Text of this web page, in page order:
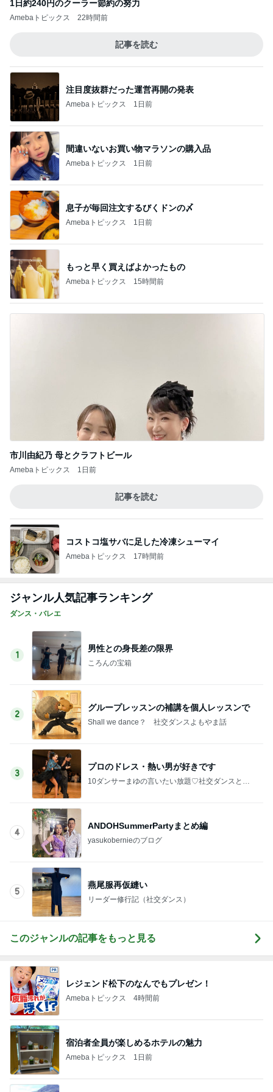
1日約240円のクーラー節約の努力
Amebaトピックス 22時間前
記事を読む
注目度抜群だった運営再開の発表
Amebaトピックス 1日前
間違いないお買い物マラソンの購入品
Amebaトピックス 1日前
息子が毎回注文するびくドンの〆
Amebaトピックス 1日前
もっと早く買えばよかったもの
Amebaトピックス 15時間前
市川由紀乃 母とクラフトビール
Amebaトピックス 1日前
記事を読む
コストコ塩サバに足した冷凍シューマイ
Amebaトピックス 17時間前
ジャンル人気記事ランキング
ダンス・バレエ
1
男性との身長差の限界
ころんの宝箱
2
グループレッスンの補講を個人レッスンで
Shall we dance？ 社交ダンスよもやま話
3
プロのドレス・熱い男が好きです
10ダンサーまゆの言いたい放題♡社交ダンスと競
4
ANDOHSummerPartyまとめ編
yasukobernieのブログ
5
燕尾服再仮縫い
リーダー修行記（社交ダンス）
このジャンルの記事をもっと見る
レジェンド松下のなんでもプレゼン！
Amebaトピックス 4時間前
宿泊者全員が楽しめるホテルの魅力
Amebaトピックス 1日前